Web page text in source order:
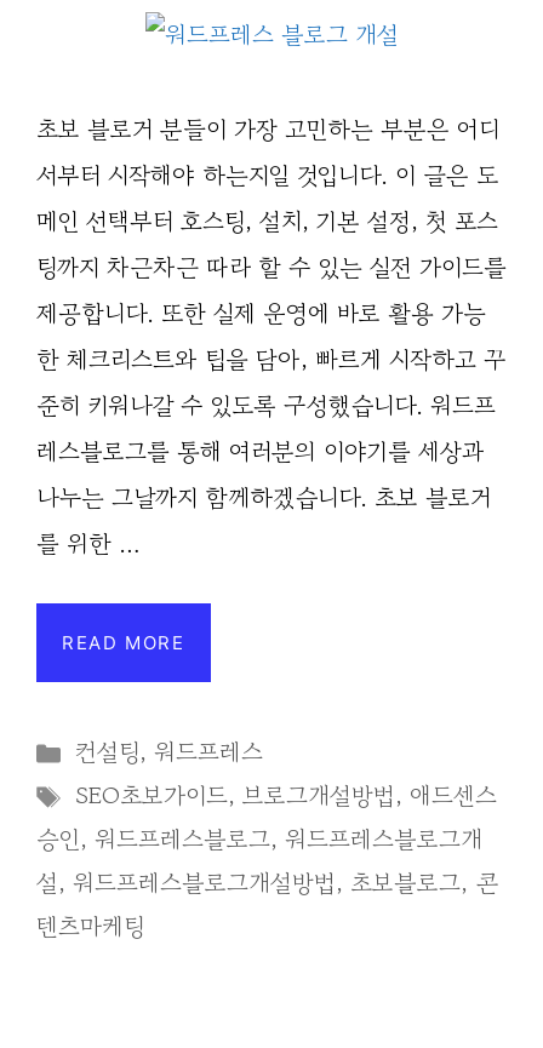
초보 블로거 분들이 가장 고민하는 부분은 어디
서부터 시작해야 하는지일 것입니다. 이 글은 도
메인 선택부터 호스팅, 설치, 기본 설정, 첫 포스
팅까지 차근차근 따라 할 수 있는 실전 가이드를
제공합니다. 또한 실제 운영에 바로 활용 가능
한 체크리스트와 팁을 담아, 빠르게 시작하고 꾸
준히 키워나갈 수 있도록 구성했습니다. 워드프
레스블로그를 통해 여러분의 이야기를 세상과
나누는 그날까지 함께하겠습니다. 초보 블로거
를 위한 …
READ MORE
Categories
컨설팅, 워드프레스
Tags
SEO초보가이드, 브로그개설방법, 애드센스
승인, 워드프레스블로그, 워드프레스블로그개
설, 워드프레스블로그개설방법, 초보블로그, 콘
텐츠마케팅